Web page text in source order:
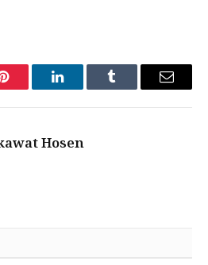
Pinterest LinkedInTumblr Email
Hosen